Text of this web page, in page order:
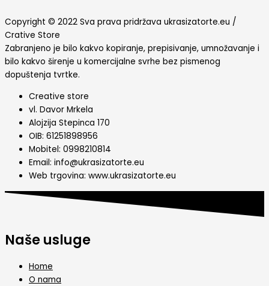
Copyright © 2022 Sva prava pridržava ukrasizatorte.eu /
Crative Store
Zabranjeno je bilo kakvo kopiranje, prepisivanje, umnožavanje i
bilo kakvo širenje u komercijalne svrhe bez pismenog
dopuštenja tvrtke.
Creative store
vl. Davor Mrkela
Alojzija Stepinca 170
OIB: 61251898956
Mobitel: 0998210814
Email: info@ukrasizatorte.eu
Web trgovina: www.ukrasizatorte.eu
Naše usluge
Home
O nama